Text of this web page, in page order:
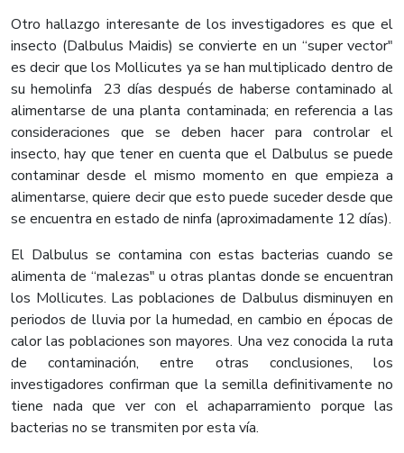
Otro hallazgo interesante de los investigadores es que el
insecto (Dalbulus Maidis) se convierte en un “super vector"
es decir que los Mollicutes ya se han multiplicado dentro de
su hemolinfa 23 días después de haberse contaminado al
alimentarse de una planta contaminada; en referencia a las
consideraciones que se deben hacer para controlar el
insecto, hay que tener en cuenta que el Dalbulus se puede
contaminar desde el mismo momento en que empieza a
alimentarse, quiere decir que esto puede suceder desde que
se encuentra en estado de ninfa (aproximadamente 12 días).
El Dalbulus se contamina con estas bacterias cuando se
alimenta de “malezas" u otras plantas donde se encuentran
los Mollicutes. Las poblaciones de Dalbulus disminuyen en
periodos de lluvia por la humedad, en cambio en épocas de
calor las poblaciones son mayores. Una vez conocida la ruta
de contaminación, entre otras conclusiones, los
investigadores confirman que la semilla definitivamente no
tiene nada que ver con el achaparramiento porque las
bacterias no se transmiten por esta vía.